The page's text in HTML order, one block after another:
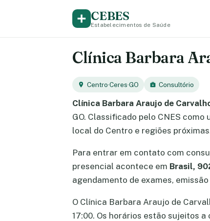
CEBES
Estabelecimentos de Saúde
Clínica Barbara
Centro·Ceres·GO Consultório
Clínica Barbara Araujo de
GO. Classificado pelo CNES
local do Centro e regiões
Para entrar em contato com
presencial acontece em Brasil,
agendamento de exames,
O Clínica Barbara Araujo de
17:00. Os horários estão sujeitos